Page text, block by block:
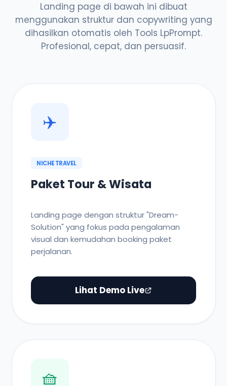
Landing page di bawah ini dibuat
menggunakan struktur dan copywriting yang
dihasilkan otomatis oleh Tools LpPrompt.
Profesional, cepat, dan persuasif.
✈️
NICHE TRAVEL
Paket Tour & Wisata
Landing page dengan struktur "Dream-
Solution" yang fokus pada pengalaman
visual dan kemudahan booking paket
perjalanan.
Lihat Demo Live
🧺